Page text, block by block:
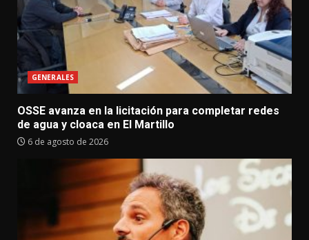
GENERALES
OSSE avanza en la licitación para completar redes
de agua y cloaca en El Martillo
6 de agosto de 2026